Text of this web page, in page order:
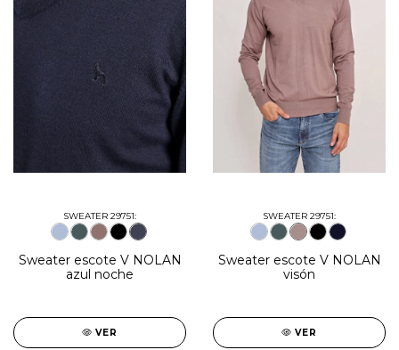
SWEATER 29751:
Sweater escote V NOLAN
azul noche
VER
SWEATER 29751:
Sweater escote V NOLAN
visón
VER